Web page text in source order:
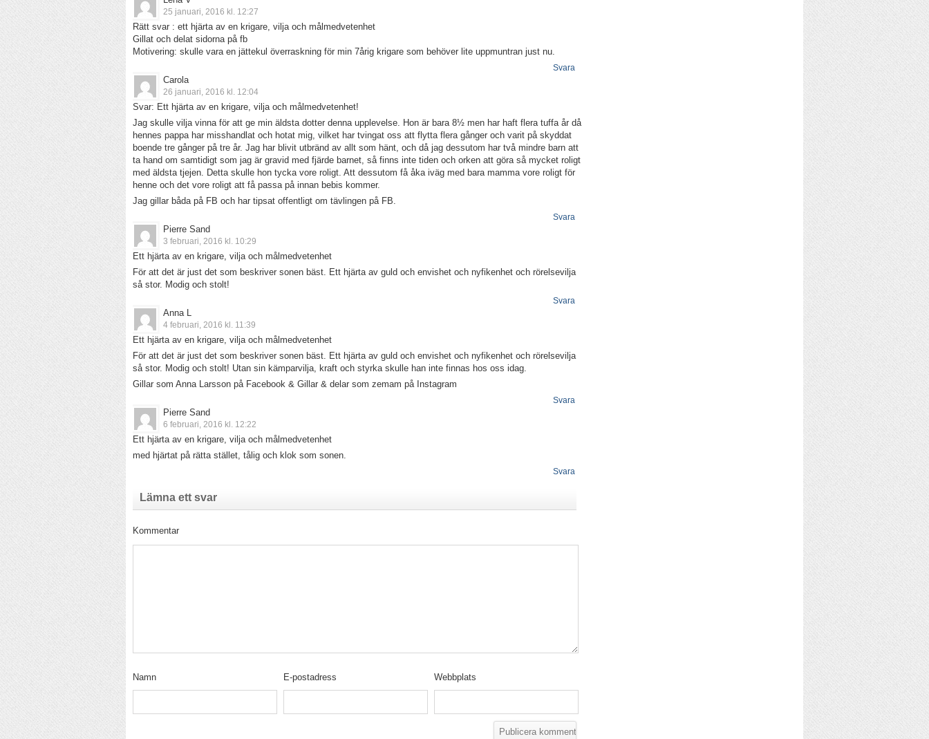
25 januari, 2016 kl. 12:27
Rätt svar : ett hjärta av en krigare, vilja och målmedvetenhet
Gillat och delat sidorna på fb
Motivering: skulle vara en jättekul överraskning för min 7årig krigare som behöver lite uppmuntran just nu.
Svara
Carola
26 januari, 2016 kl. 12:04
Svar: Ett hjärta av en krigare, vilja och målmedvetenhet!
Jag skulle vilja vinna för att ge min äldsta dotter denna upplevelse. Hon är bara 8½ men har haft flera tuffa år då
hennes pappa har misshandlat och hotat mig, vilket har tvingat oss att flytta flera gånger och varit på skyddat
boende tre gånger på tre år. Jag har blivit utbränd av allt som hänt, och då jag dessutom har två mindre barn att
ta hand om samtidigt som jag är gravid med fjärde barnet, så finns inte tiden och orken att göra så mycket roligt
med äldsta tjejen. Detta skulle hon tycka vore roligt. Att dessutom få åka iväg med bara mamma vore roligt för
henne och det vore roligt att få passa på innan bebis kommer.
Jag gillar båda på FB och har tipsat offentligt om tävlingen på FB.
Svara
Pierre Sand
3 februari, 2016 kl. 10:29
Ett hjärta av en krigare, vilja och målmedvetenhet
För att det är just det som beskriver sonen bäst. Ett hjärta av guld och envishet och nyfikenhet och rörelsevilja
så stor. Modig och stolt!
Svara
Anna L
4 februari, 2016 kl. 11:39
Ett hjärta av en krigare, vilja och målmedvetenhet
För att det är just det som beskriver sonen bäst. Ett hjärta av guld och envishet och nyfikenhet och rörelsevilja
så stor. Modig och stolt! Utan sin kämparvilja, kraft och styrka skulle han inte finnas hos oss idag.
Gillar som Anna Larsson på Facebook & Gillar & delar som zemam på Instagram
Svara
Pierre Sand
6 februari, 2016 kl. 12:22
Ett hjärta av en krigare, vilja och målmedvetenhet
med hjärtat på rätta stället, tålig och klok som sonen.
Svara
Lämna ett svar
Kommentar
Namn E-postadress Webbplats